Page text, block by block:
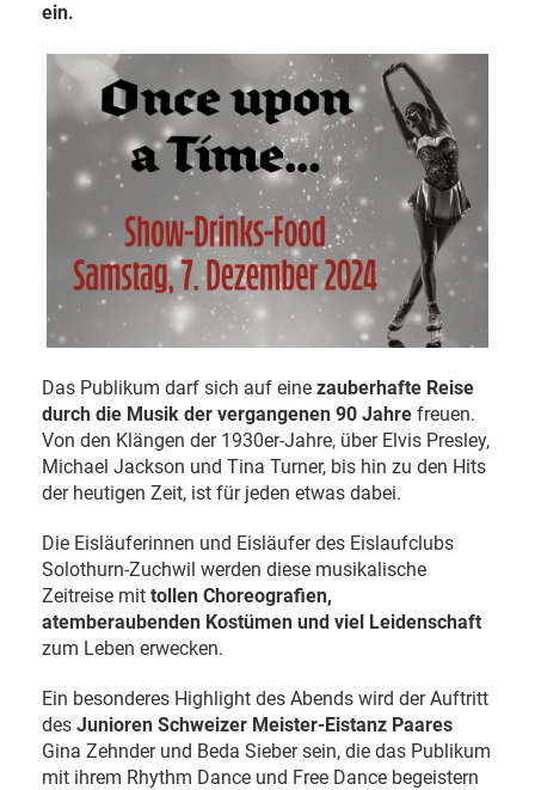
ein.
Das Publikum darf sich auf eine zauberhafte Reise
durch die Musik der vergangenen 90 Jahre freuen.
Von den Klängen der 1930er-Jahre, über Elvis Presley,
Michael Jackson und Tina Turner, bis hin zu den Hits
der heutigen Zeit, ist für jeden etwas dabei.
Die Eisläuferinnen und Eisläufer des Eislaufclubs
Solothurn-Zuchwil werden diese musikalische
Zeitreise mit tollen Choreografien,
atemberaubenden Kostümen und viel Leidenschaft
zum Leben erwecken.
Ein besonderes Highlight des Abends wird der Auftritt
des Junioren Schweizer Meister-Eistanz Paares
Gina Zehnder und Beda Sieber sein, die das Publikum
mit ihrem Rhythm Dance und Free Dance begeistern